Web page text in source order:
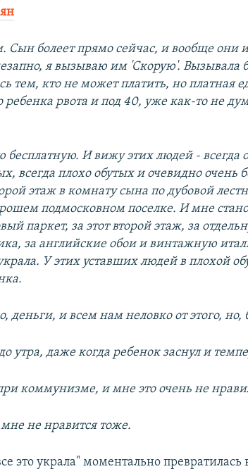
Сын болеет прямо сейчас, и вообще они
я вызываю им 'Скорую'. Вызывала
тем, кто не может платить, но платная
ребенка рвота и под 40, уже как-то не
И вижу этих людей - всегда
всегда плохо обутых и очевидно очень
этаж в комнату сына по дубовой
подмосковном поселке. И мне
паркет, за этот второй этаж, за
за английские обои и винтажную
украла. У этих уставших людей в плохой
деньги, и всем нам неловко от этого, но,
утра, даже когда ребенок заснул и
коммунизме, и мне это очень не
не нравится тоже.
это украла" моментально превратилась